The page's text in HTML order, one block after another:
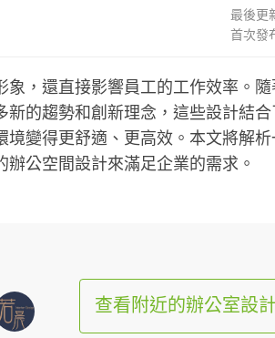
象，還直接影響員工的工作效率。
新的趨勢和創新理念，這些設計結
境變得更舒適、更高效。本文將解
公空間設計來滿足企業的需求。
最後更
首次發
查看附近的辦公室設